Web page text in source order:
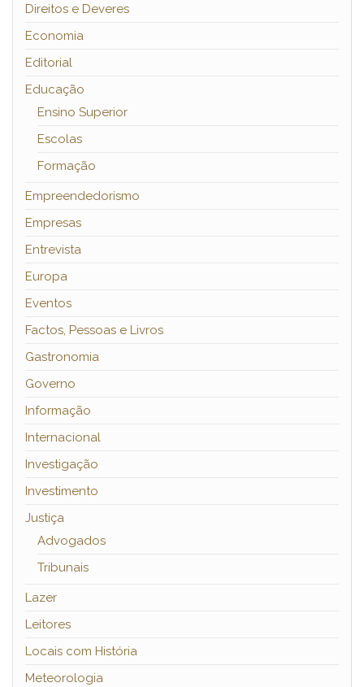
Direitos e Deveres
Economia
Editorial
Educação
Ensino Superior
Escolas
Formação
Empreendedorismo
Empresas
Entrevista
Europa
Eventos
Factos, Pessoas e Livros
Gastronomia
Governo
Informação
Internacional
Investigação
Investimento
Justiça
Advogados
Tribunais
Lazer
Leitores
Locais com História
Meteorologia